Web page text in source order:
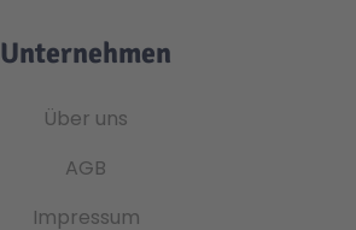
Unternehmen
Über uns
AGB
Impressum